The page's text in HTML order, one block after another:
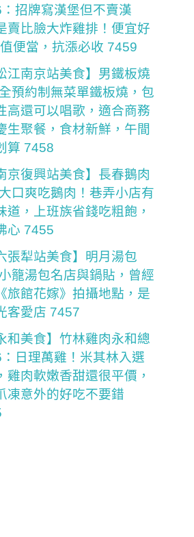
招牌寫漢堡但不賣漢
賣比臉大炸雞排！便宜好
便當，抗漲必收 7459
江南京站美食】男鐵板燒
預約制無菜單鐵板燒，包
高還可以唱歌，適合商務
生聚餐，食材新鮮，午間
算 7458
京復興站美食】長春鵝肉
口爽吃鵝肉！巷弄小店有
道，上班族省錢吃粗飽，
心 7455
張犁站美食】明月湯包
籠湯包名店與鍋貼，曾經
旅館花嫁》拍攝地點，是
客愛店 7457
和美食】竹林雞肉永和總
日理萬雞！米其林入選
雞肉軟嫩香甜還很平價，
凍意外的好吃不要錯